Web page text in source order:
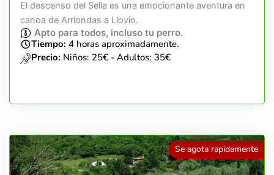
El descenso del Sella es una emocionante aventura en
canoa de Arriondas a Llovio.
Apto para todos, incluso tu perro.
Tiempo: 4 horas aproximadamente.
Precio: Niños: 25€ - Adultos: 35€
Se agota rapidamente